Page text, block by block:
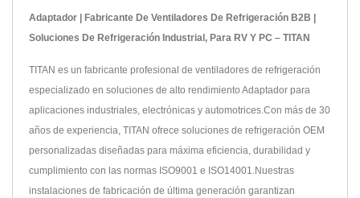
Adaptador | Fabricante De Ventiladores De Refrigeración B2B |
Soluciones De Refrigeración Industrial, Para RV Y PC – TITAN
TITAN es un fabricante profesional de ventiladores de refrigeración
especializado en soluciones de alto rendimiento Adaptador para
aplicaciones industriales, electrónicas y automotrices.Con más de 30
años de experiencia, TITAN ofrece soluciones de refrigeración OEM
personalizadas diseñadas para máxima eficiencia, durabilidad y
cumplimiento con las normas ISO9001 e ISO14001.Nuestras
instalaciones de fabricación de última generación garantizan